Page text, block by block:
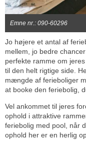
Emne nr.: 090-60296
Jo højere et antal af
mellem, jo bedre
perfekte ramme om
til den helt rigtige side.
mængde af ferieboliger
at booke den feriebolig,
Vel ankommet til jeres
ophold i attraktive
feriebolig med pool, når
ophold her er en herlig